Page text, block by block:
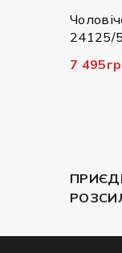
Bugatti ,